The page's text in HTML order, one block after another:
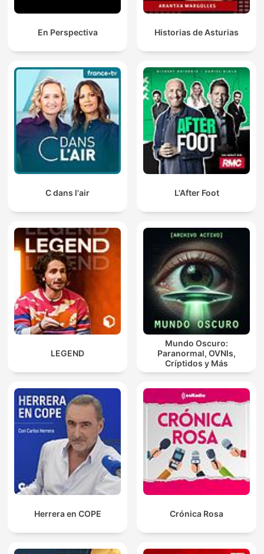
En Perspectiva Historias de Asturias
C dans l'air L'After Foot
LEGEND
Mundo Oscuro:
Paranormal, OVNIs,
Críptidos y Más
Herrera en COPE Crónica Rosa